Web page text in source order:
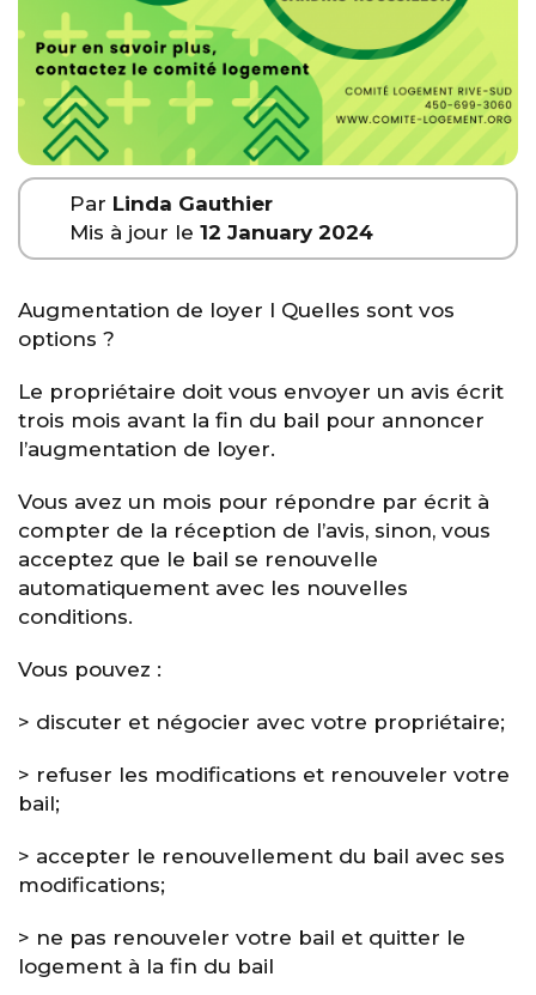
Par Linda Gauthier
Mis à jour le 12 January 2024
Augmentation de loyer I Quelles sont vos
options ?
Le propriétaire doit vous envoyer un avis écrit
trois mois avant la fin du bail pour annoncer
l’augmentation de loyer.
Vous avez un mois pour répondre par écrit à
compter de la réception de l’avis, sinon, vous
acceptez que le bail se renouvelle
automatiquement avec les nouvelles
conditions.
Vous pouvez :
> discuter et négocier avec votre propriétaire;
> refuser les modifications et renouveler votre
bail;
> accepter le renouvellement du bail avec ses
modifications;
> ne pas renouveler votre bail et quitter le
logement à la fin du bail